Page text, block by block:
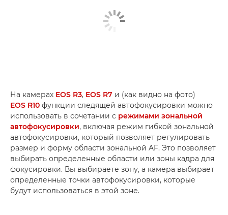
На камерах EOS R3, EOS R7 и (как видно на фото)
EOS R10 функции следящей автофокусировки можно
использовать в сочетании с режимами зональной
автофокусировки, включая режим гибкой зональной
автофокусировки, который позволяет регулировать
размер и форму области зональной AF. Это позволяет
выбирать определенные области или зоны кадра для
фокусировки. Вы выбираете зону, а камера выбирает
определенные точки автофокусировки, которые
будут использоваться в этой зоне.